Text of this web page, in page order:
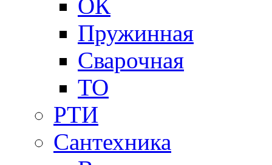
ОК
Пружинная
Сварочная
ТО
РТИ
Сантехника